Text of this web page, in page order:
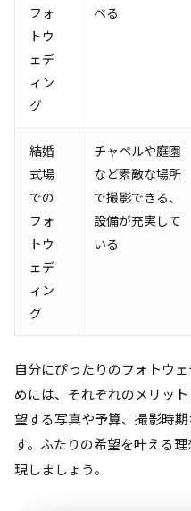
フォ
トウ
ェデ
ィン
グ
べる
結婚
式場
での
フォ
トウ
ェデ
ィン
グ
チャペルや庭園
など素敵な場所
で撮影できる、
設備が充実して
いる
自分にぴったりのフォトウ
めには、それぞれのメリッ
望する写真や予算、撮影時
す。ふたりの希望を叶える
現しましょう。